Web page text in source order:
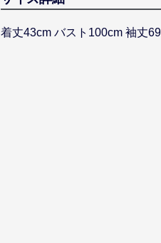
着丈43cm バスト100cm 袖丈